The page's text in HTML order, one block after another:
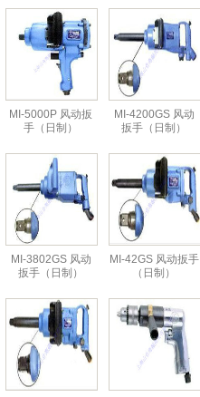
MI-5000P 风动扳
手（日制）
MI-4200GS 风动
扳手（日制）
MI-3802GS 风动
扳手（日制）
MI-42GS 风动扳手
（日制）